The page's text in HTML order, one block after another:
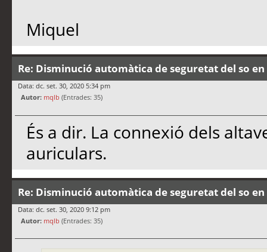
Miquel
Re: Disminució automàtica de seguretat del so
Data: dc. set. 30, 2020 5:34 pm
Autor: mqlb (Entrades: 35)
És a dir. La connexió dels
auriculars.
Re: Disminució automàtica de seguretat del so
Data: dc. set. 30, 2020 9:12 pm
Autor: mqlb (Entrades: 35)